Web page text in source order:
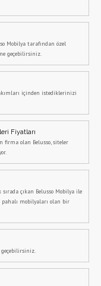
Mobilya tarafından özel
geçebilirsiniz.
içinden istediklerinizi
Fiyatları
firma olan Belusso, siteler
çıkan Belusso Mobilya ile
mobilyaları olan bir